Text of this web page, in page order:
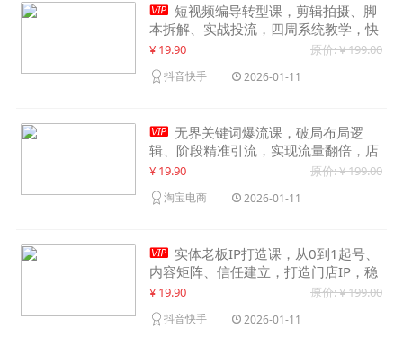
 短视频编导转型课，剪辑拍摄、脚
本拆解、实战投流，四周系统教学，快
速入行月入2w+
¥ 19.90 原价: ¥ 199.00
抖音快手 2026-01-11
 无界关键词爆流课，破局布局逻
辑、阶段精准引流，实现流量翻倍，店
铺业绩增长50%+
¥ 19.90 原价: ¥ 199.00
淘宝电商 2026-01-11
 实体老板IP打造课，从0到1起号、
内容矩阵、信任建立，打造门店IP，稳
定获客增收
¥ 19.90 原价: ¥ 199.00
抖音快手 2026-01-11